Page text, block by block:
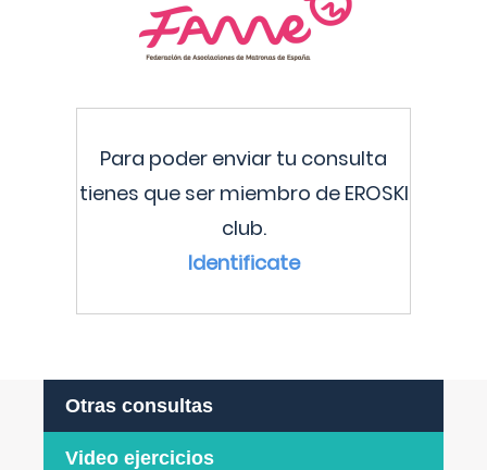
Para poder enviar tu consulta
tienes que ser miembro de EROSKI
club.
Identificate
Otras consultas
Video ejercicios